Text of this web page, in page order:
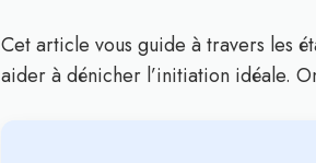
Cet article vous guide à travers les
aider à dénicher l’initiation idéale.